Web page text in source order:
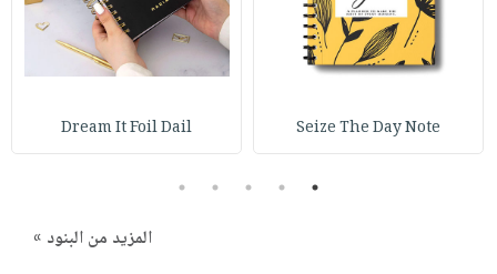
صابون
أطفال
مناسبات
فيديوهات
أسئلة
طرحها
خدمات
التسوق
نشرة
الإصدارات
Seize The Day Note
Dream It Foil Dail
1
2
3
4
5
المزيد من البنود »